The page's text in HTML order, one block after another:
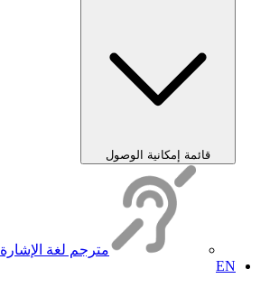
قائمة إمكانية الوصول
مترجم لغة الإشارة
EN